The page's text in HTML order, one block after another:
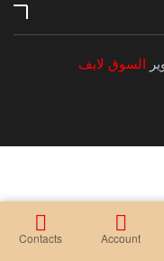
السوق لايف
Account
Contacts